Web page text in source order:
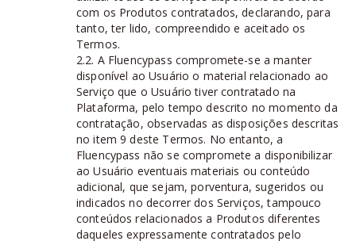
com os Produtos contratados, declarando, para
tanto, ter lido, compreendido e aceitado os
Termos.
2.2. A Fluencypass compromete-se a manter
disponível ao Usuário o material relacionado ao
Serviço que o Usuário tiver contratado na
Plataforma, pelo tempo descrito no momento da
contratação, observadas as disposições descritas
no item 9 deste Termos. No entanto, a
Fluencypass não se compromete a disponibilizar
ao Usuário eventuais materiais ou conteúdo
adicional, que sejam, porventura, sugeridos ou
indicados no decorrer dos Serviços, tampouco
conteúdos relacionados a Produtos diferentes
daqueles expressamente contratados pelo